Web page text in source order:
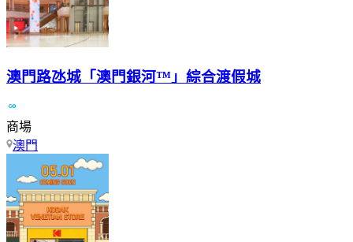
澳門路氹城「澳門銀河™」綜合渡假城
商場
澳門